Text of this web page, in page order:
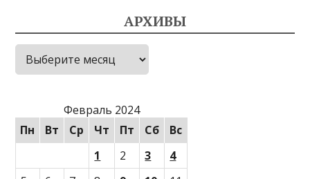
АРХИВЫ
Архивы
Февраль 2024
Пн
Вт Ср Чт Пт Сб
Вс
1
2 3
4